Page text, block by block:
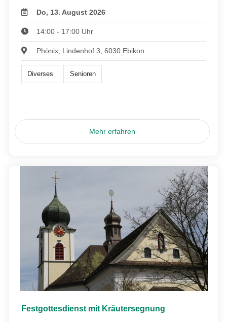
Do, 13. August 2026
14:00 - 17:00 Uhr
Phönix, Lindenhof 3, 6030 Ebikon
Diverses Senioren
Mehr erfahren
Festgottesdienst mit Kräutersegnung